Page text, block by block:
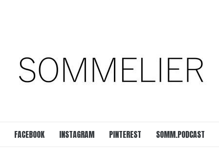
FACEBOOK INSTAGRAM PINTEREST SOMM.PODCAST